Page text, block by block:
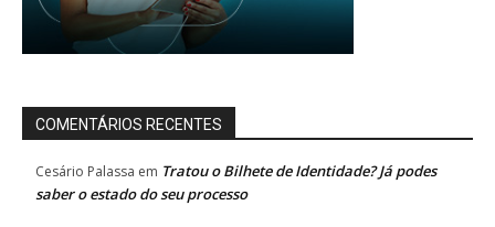
COMENTÁRIOS RECENTES
Cesário Palassa em Tratou o Bilhete de Identidade? Já podes
saber o estado do seu processo